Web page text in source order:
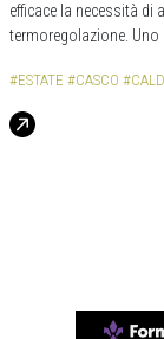
efficace la necessità di
termoregolazione.
#ESTATE #CASCO